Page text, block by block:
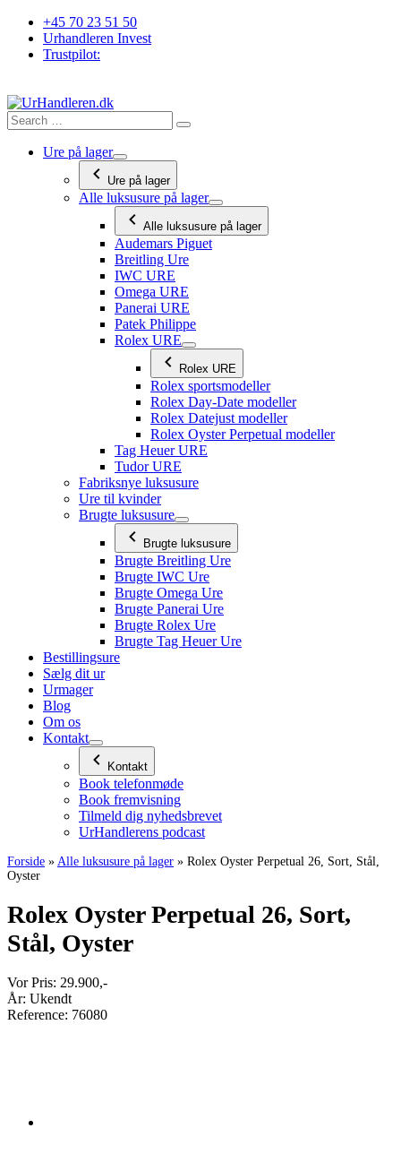
Videre
indhold
+45 70 23 51 50
Urhandleren Invest
Trustpilot:
Ure på lager
Ure på lager
Alle luksusure på lager
Alle luksusure på lager
Audemars Piguet
Breitling Ure
IWC URE
Omega URE
Panerai URE
Patek Philippe
Rolex URE
Rolex URE
Rolex sportsmodeller
Rolex Day-Date modeller
Rolex Datejust modeller
Rolex Oyster Perpetual modeller
Tag Heuer URE
Tudor URE
Fabriksnye luksusure
Ure til kvinder
Brugte luksusure
Brugte luksusure
Brugte Breitling Ure
Brugte IWC Ure
Brugte Omega Ure
Brugte Panerai Ure
Brugte Rolex Ure
Brugte Tag Heuer Ure
Bestillingsure
Sælg dit ur
Urmager
Blog
Om os
Kontakt
Kontakt
Book telefonmøde
Book fremvisning
Tilmeld dig nyhedsbrevet
UrHandlerens podcast
Forside » Alle luksusure på lager » Rolex Oyster Perpetual 26, Sort, Stål,
Oyster
Rolex Oyster Perpetual 26, Sort,
Stål, Oyster
Vor Pris: 29.900,-
År: Ukendt
Reference: 76080